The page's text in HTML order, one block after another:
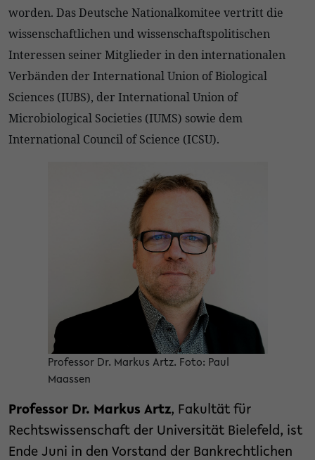
worden. Das Deutsche Nationalkomitee vertritt die
wissenschaftlichen und wissenschaftspolitischen
Interessen seiner Mitglieder in den internationalen
Verbänden der International Union of Biological
Sciences (IUBS), der International Union of
Microbiological Societies (IUMS) sowie dem
International Council of Science (ICSU).
Professor Dr. Markus Artz. Foto: Paul
Maassen
Professor Dr. Markus Artz, Fakultät für
Rechtswissenschaft der Universität Bielefeld, ist
Ende Juni in den Vorstand der Bankrechtlichen